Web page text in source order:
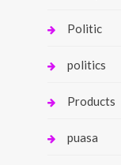
Politic
politics
Products
puasa